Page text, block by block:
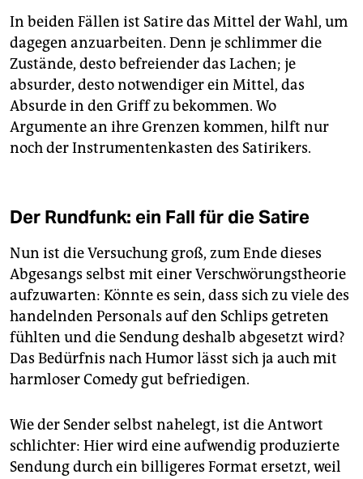
In beiden Fällen ist Satire das Mittel der Wahl, um
dagegen anzuarbeiten. Denn je schlimmer die
Zustände, desto befreiender das Lachen; je
absurder, desto notwendiger ein Mittel, das
Absurde in den Griff zu bekommen. Wo
Argumente an ihre Grenzen kommen, hilft nur
noch der Instrumentenkasten des Satirikers.
Der Rundfunk: ein Fall für die Satire
Nun ist die Versuchung groß, zum Ende dieses
Abgesangs selbst mit einer Verschwörungstheorie
aufzuwarten: Könnte es sein, dass sich zu viele des
handelnden Personals auf den Schlips getreten
fühlten und die Sendung deshalb abgesetzt wird?
Das Bedürfnis nach Humor lässt sich ja auch mit
harmloser Comedy gut befriedigen.
Wie der Sender selbst nahelegt, ist die Antwort
schlichter: Hier wird eine aufwendig produzierte
Sendung durch ein billigeres Format ersetzt, weil